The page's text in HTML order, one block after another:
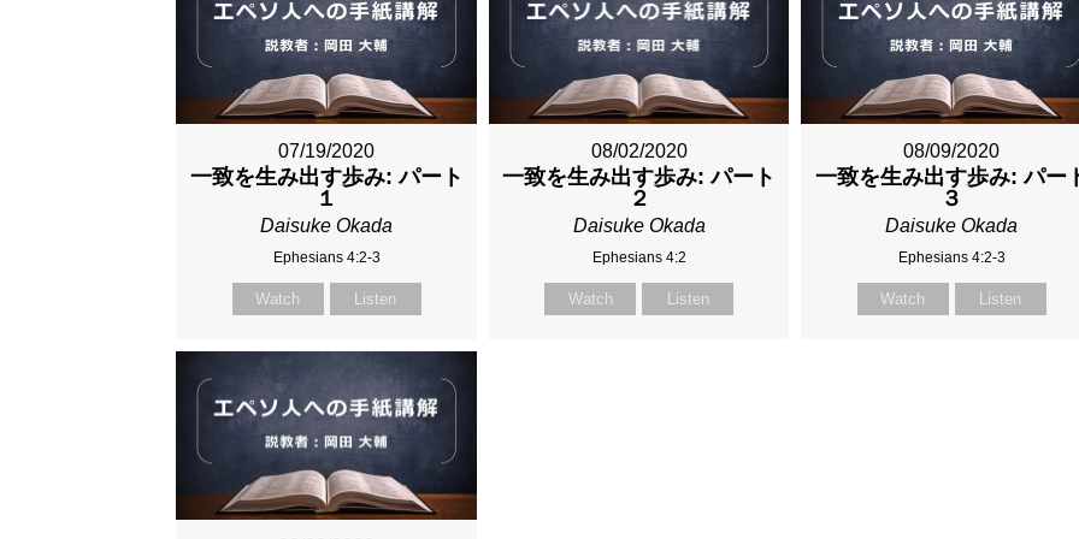
07/19/2020
一致を生み出す歩み: パート
１
Daisuke Okada
Ephesians 4:2-3
Watch Listen
08/02/2020
一致を生み出す歩み: パート
２
Daisuke Okada
Ephesians 4:2
Watch Listen
08/09/2020
一致を生み出す歩み: パー
３
Daisuke Okada
Ephesians 4:2-3
Watch Listen